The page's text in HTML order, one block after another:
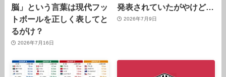
脳」という言葉は現代フッ
トボールを正しく表してと
るがけ？
2026年7月16日
発表されていたがやけど…
2026年7月9日